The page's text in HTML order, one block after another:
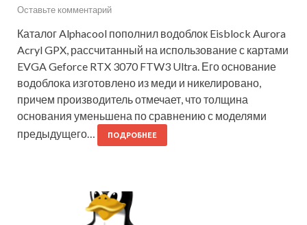
Оставьте комментарий
Каталог Alphacool пополнил водоблок Eisblock Aurora
Acryl GPX, рассчитанный на использование с картами
EVGA Geforce RTX 3070 FTW3 Ultra. Его основание
водоблока изготовлено из меди и никелировано,
причем производитель отмечает, что толщина
основания уменьшена по сравнению с моделями
предыдущего…
ПОДРОБНЕЕ